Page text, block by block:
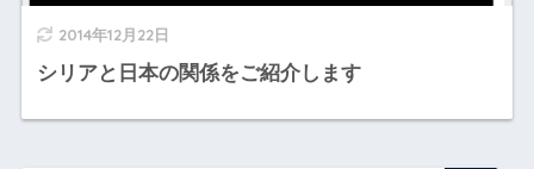
2014年12月22日
シリアと日本の関係をご紹介します